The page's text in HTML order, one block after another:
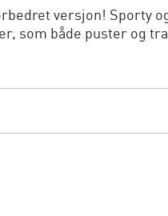
versjon! Sporty
som både puster og